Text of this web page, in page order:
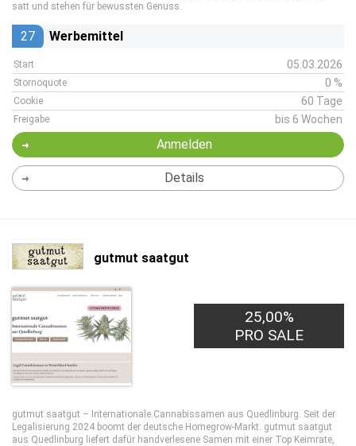
satt und stehen für bewussten Genuss.
27 Werbemittel
Start 05.03.2026
Stornoquote 0 %
Cookie 60 Tage
Freigabe bis 6 Wochen
Anmelden
Details
gutmut saatgut
25,00%
PRO SALE
gutmut saatgut – Internationale Cannabissamen aus Quedlinburg. Seit der
Legalisierung 2024 boomt der deutsche Homegrow-Markt. gutmut saatgut
aus Quedlinburg liefert dafür handverlesene Samen mit einer Top Keimrate,